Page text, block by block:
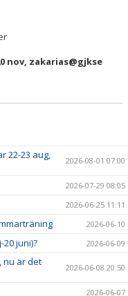
nov, zakarias@gjkse
22-23 aug,
2026-08-01 07:00
2026-07-29 08:05
2026-06-25 11:11
2026-06-10
juni)? 2026-06-09
nu är det
2026-06-08 20:50
2026-06-07